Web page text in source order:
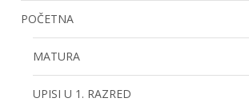
POČETNA
MATURA
UPISI U 1. RAZRED